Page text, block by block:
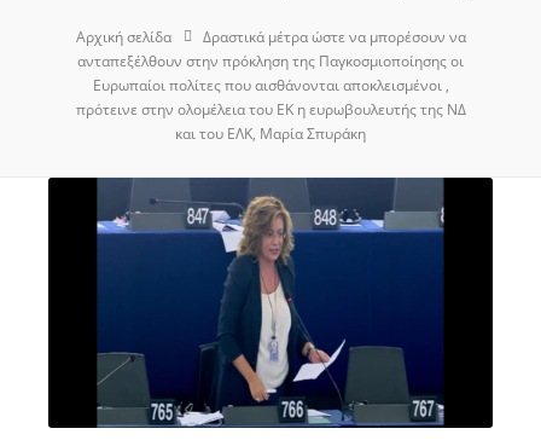
Αρχική σελίδα
Δραστικά μέτρα ώστε να μπορέσουν να
ανταπεξέλθουν στην πρόκληση της Παγκοσμιοποίησης οι
Ευρωπαίοι πολίτες που αισθάνονται αποκλεισμένοι ,
πρότεινε στην ολομέλεια του ΕΚ η ευρωβουλευτής της ΝΔ
και του ΕΛΚ, Μαρία Σπυράκη